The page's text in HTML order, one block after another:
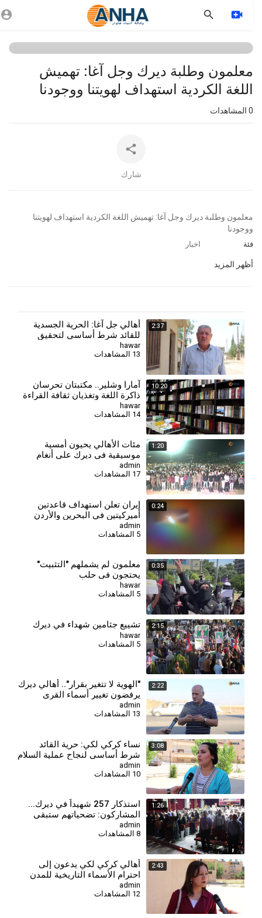
تتم إضافة هذا الفيديو إلى قائمة الانتظار ،
يرجى التحقق مرة أخرى في غضون بضع
معلمون وطلبة ديرك وجل آغا: تهميش
اللغة الكردية استهداف لهويتنا ووجودنا
المشاهدات
شارك
⁣معلمون وطلبة ديرك وجل آغا: تهميش اللغة الكردية استهداف لهويتنا
ووجودنا
فئة اخبار
أظهر المزيد
2:37
أهالي جل آغا: الحرية الجسدية
للقائد شرط أساسي لتحقيق
السلام وحل القضية الكردية
hawar
13 المشاهدات
10:20
آمارا وشلير.. مكتبتان تحرسان
ذاكرة اللغة وتغذيان ثقافة القراءة
في روج آفا
hawar
14 المشاهدات
1:20
مئات الأهالي يحيون أمسية
موسيقية في ديرك على أنغام
الأغاني الكردية
admin
17 المشاهدات
0:24
إيران تعلن استهداف قاعدتين
أميركيتين في البحرين والأردن
admin
0:35
معلمون لم يشملهم "التثبيت"
يحتجون في حلب
hawar
5 المشاهدات
2:15 تشييع جثامين شهداء في ديرك
hawar
5 المشاهدات
2:22
"الهوية لا تتغير بقرار".. أهالي ديرك
يرفضون تغيير أسماء القرى
والمدن الكردية
admin
13 المشاهدات
3:08
⁣نساء كركي لكي: حرية القائد
شرط أساسي لنجاح عملية السلام
وحل القضية الكردية
admin
10 المشاهدات
1:26
⁣‏استذكار 257 شهيداً في ديرك...
المشاركون: تضحياتهم ستبقى
منارة للأجيال
admin
8 المشاهدات
2:43
أهالي كركي لكي يدعون إلى
احترام الأسماء التاريخية للمدن
والقرى الكردية
admin